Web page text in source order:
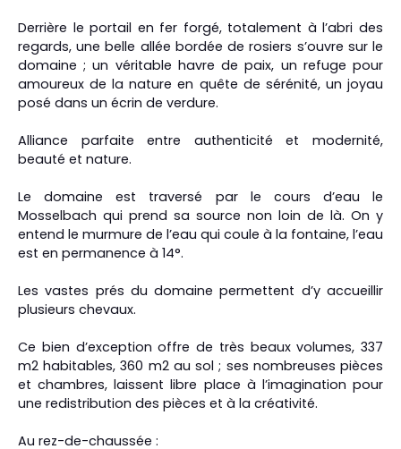
Derrière le portail en fer forgé, totalement à l’abri des
regards, une belle allée bordée de rosiers s’ouvre sur le
domaine ; un véritable havre de paix, un refuge pour
amoureux de la nature en quête de sérénité, un joyau
posé dans un écrin de verdure.
Alliance parfaite entre authenticité et modernité,
beauté et nature.
Le domaine est traversé par le cours d’eau le
Mosselbach qui prend sa source non loin de là. On y
entend le murmure de l’eau qui coule à la fontaine, l’eau
est en permanence à 14°.
Les vastes prés du domaine permettent d’y accueillir
plusieurs chevaux.
Ce bien d’exception offre de très beaux volumes, 337
m2 habitables, 360 m2 au sol ; ses nombreuses pièces
et chambres, laissent libre place à l’imagination pour
une redistribution des pièces et à la créativité.
Au rez-de-chaussée :